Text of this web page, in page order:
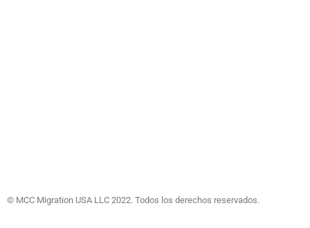
© MCC Migration USA LLC 2022. Todos los derechos reservados.